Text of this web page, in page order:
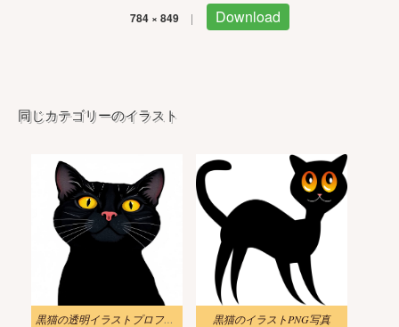
784 × 849 | Download
同じカテゴリーのイラスト
黒猫の透明イラストプロフィール 黒猫のイラストPNG写真